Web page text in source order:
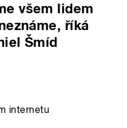
všem lidem
říká
Šmíd
internetu